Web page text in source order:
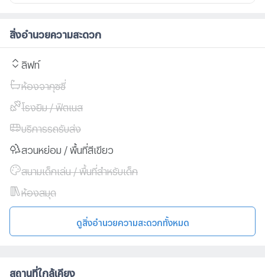
สิ่งอำนวยความสะดวก
ลิฟท์
ห้องจากุซซี่
โรงยิม / ฟิตเนส
บริการรถรับส่ง
สวนหย่อม / พื้นที่สีเขียว
สนามเด็กเล่น / พื้นที่สำหรับเด็ก
ห้องสมุด
ดูสิ่งอำนวยความสะดวกทั้งหมด
สถานที่ใกล้เคียง